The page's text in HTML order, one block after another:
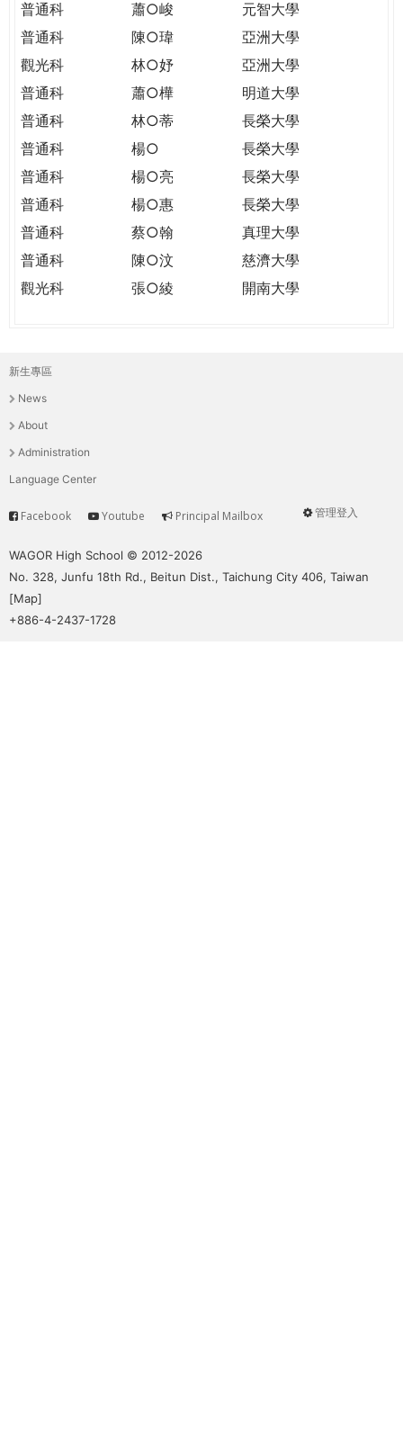
普通科 蕭○峻
元智大學
普通科
陳○瑋
亞洲大學
觀光科
林○妤
亞洲大學
普通科
蕭○樺
明道大學
普通科
林○蒂
長榮大學
普通科
楊○
長榮大學
普通科
楊○亮
長榮大學
普通科
楊○惠
長榮大學
普通科
蔡○翰
真理大學
普通科
陳○汶
慈濟大學
觀光科
張○綾 開南大學
主
選
單
新生專區
News
About
Administration
Language Center
User
管理登入
Service
Facebook Youtube Principal Mailbox
WAGOR High School © 2012-2026
No. 328, Junfu 18th Rd., Beitun Dist., Taichung City 406, Taiwan
[Map]
+886-4-2437-1728